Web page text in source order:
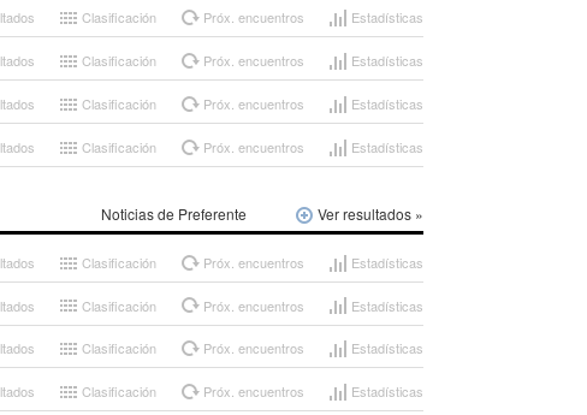
Estadísticas
Próx. encuentros
Clasificación
Estadísticas
Próx. encuentros
Clasificación
Estadísticas
Próx. encuentros
Clasificación
Estadísticas
Próx. encuentros
Clasificación
Ver resultados »
Noticias de Preferente
Estadísticas
Próx. encuentros
Clasificación
Estadísticas
Próx. encuentros
Clasificación
Estadísticas
Próx. encuentros
Clasificación
Estadísticas
Próx. encuentros
Clasificación